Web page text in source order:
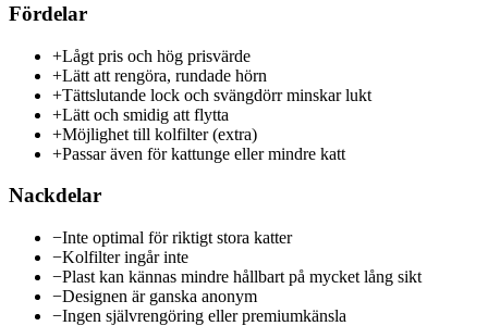
Fördelar
+Lågt pris och hög prisvärde
+Lätt att rengöra, rundade hörn
+Tättslutande lock och svängdörr minskar lukt
+Lätt och smidig att flytta
+Möjlighet till kolfilter (extra)
+Passar även för kattunge eller mindre katt
Nackdelar
−Inte optimal för riktigt stora katter
−Kolfilter ingår inte
−Plast kan kännas mindre hållbart på mycket lång sikt
−Designen är ganska anonym
−Ingen självrengöring eller premiumkänsla